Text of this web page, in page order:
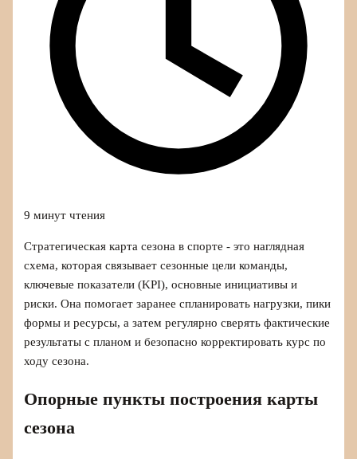
9 минут чтения
Стратегическая карта сезона в спорте - это наглядная
схема, которая связывает сезонные цели команды,
ключевые показатели (KPI), основные инициативы и
риски. Она помогает заранее спланировать нагрузки, пики
формы и ресурсы, а затем регулярно сверять фактические
результаты с планом и безопасно корректировать курс по
ходу сезона.
Опорные пункты построения карты
сезона